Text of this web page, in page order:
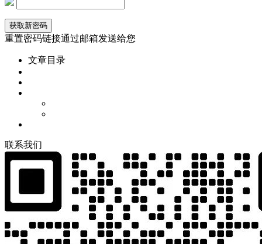
重置密码链接通过邮箱发送给您
文章目录
联系我们